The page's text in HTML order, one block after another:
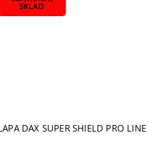
SKLAD
DAX SUPER SHIELD PRO LINE